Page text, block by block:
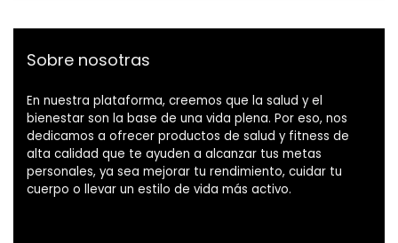
Sobre nosotras
En nuestra plataforma, creemos que la salud y el
bienestar son la base de una vida plena. Por eso, nos
dedicamos a ofrecer productos de salud y fitness de
alta calidad que te ayuden a alcanzar tus metas
personales, ya sea mejorar tu rendimiento, cuidar tu
cuerpo o llevar un estilo de vida más activo.